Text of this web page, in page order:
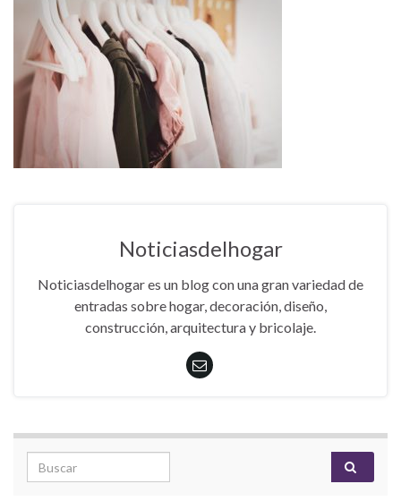
Noticiasdelhogar
Noticiasdelhogar es un blog con una gran variedad de
entradas sobre hogar, decoración, diseño,
construcción, arquitectura y bricolaje.
Search for: